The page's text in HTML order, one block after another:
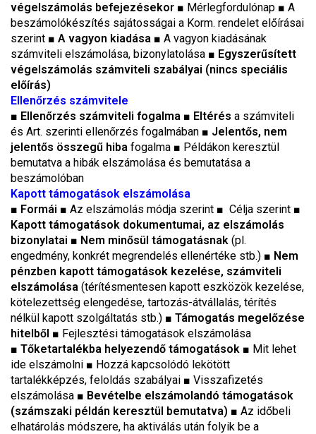
végelszámolás befejezésekor ■ Mérlegfordulónap ■ A
beszámolókészítés sajátosságai a Korm. rendelet előírásai
szerint ■ A vagyon kiadása ■ A vagyon kiadásának
számviteli elszámolása, bizonylatolása ■ Egyszerűsített
végelszámolás számviteli szabályai (nincs speciális
előírás)
Ellenőrzés számvitele
■ Ellenőrzés számviteli fogalma ■ Eltérés a számviteli
és Art. szerinti ellenőrzés fogalmában ■ Jelentős, nem
jelentős összegű hiba fogalma ■ Példákon keresztül
bemutatva a hibák elszámolása és bemutatása a
beszámolóban
Kapott támogatások elszámolása
■ Formái ■ Az elszámolás módja szerint ■ Célja szerint ■
Kapott támogatások dokumentumai, az elszámolás
bizonylatai ■ Nem minősül támogatásnak (pl.
engedmény, konkrét megrendelés ellenértéke stb.) ■ Nem
pénzben kapott támogatások kezelése, számviteli
elszámolása (térítésmentesen kapott eszközök kezelése,
kötelezettség elengedése, tartozás-átvállalás, térítés
nélkül kapott szolgáltatás stb.) ■ Támogatás megelőzése
hitelből ■ Fejlesztési támogatások elszámolása
■ Tőketartalékba helyezendő támogatások ■ Mit lehet
ide elszámolni ■ Hozzá kapcsolódó lekötött
tartalékképzés, feloldás szabályai ■ Visszafizetés
elszámolása ■ Bevételbe elszámolandó támogatások
(számszaki példán keresztül bemutatva) ■ Az időbeli
elhatárolás módszere, ha aktiválás után folyik be a